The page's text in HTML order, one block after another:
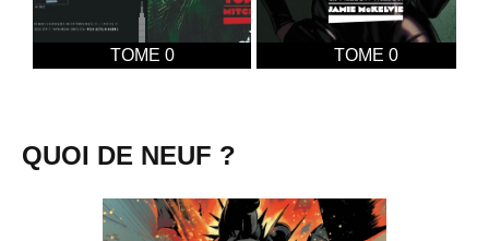
TOME 0 TOME 0
QUOI DE NEUF ?